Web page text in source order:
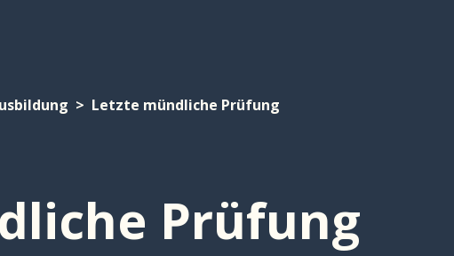
Letzte mündliche Prüfung
Prüfung